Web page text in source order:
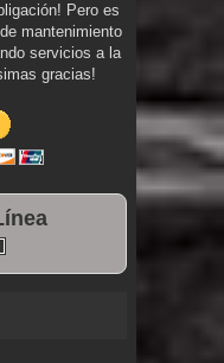
Pero es
mantenimiento
servicios a la
gracias!
de Locos